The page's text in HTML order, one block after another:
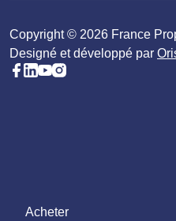
Copyright © 2026 France
Designé et développé par
Acheter